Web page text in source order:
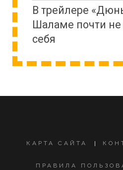
В трейлере
Шаламе почти
себя
КАРТА САЙТА
ПРАВИЛА